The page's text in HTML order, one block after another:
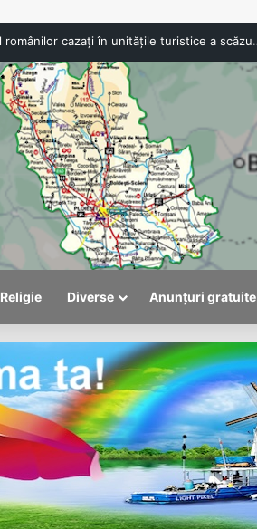
ANPC a aplicat amenzi de peste 300.000 de lei la Bâlea Lac. Produse expirate și nereguli grave descoperite la comercianți
Religie Diverse Anunțuri gratuite